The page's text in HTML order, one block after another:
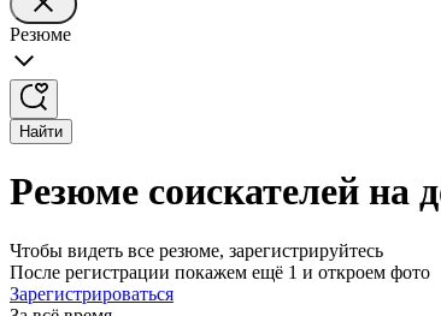
Резюме
Найти
Резюме соискателей на
Чтобы видеть все резюме, зарегистрируйтесь
После регистрации покажем ещё 1 и откроем фото
Зарегистрироваться